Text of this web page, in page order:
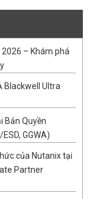
2026 – Khám phá
Blackwell Ultra
Bản Quyền
GGWA)
của Nutanix tại
Partner